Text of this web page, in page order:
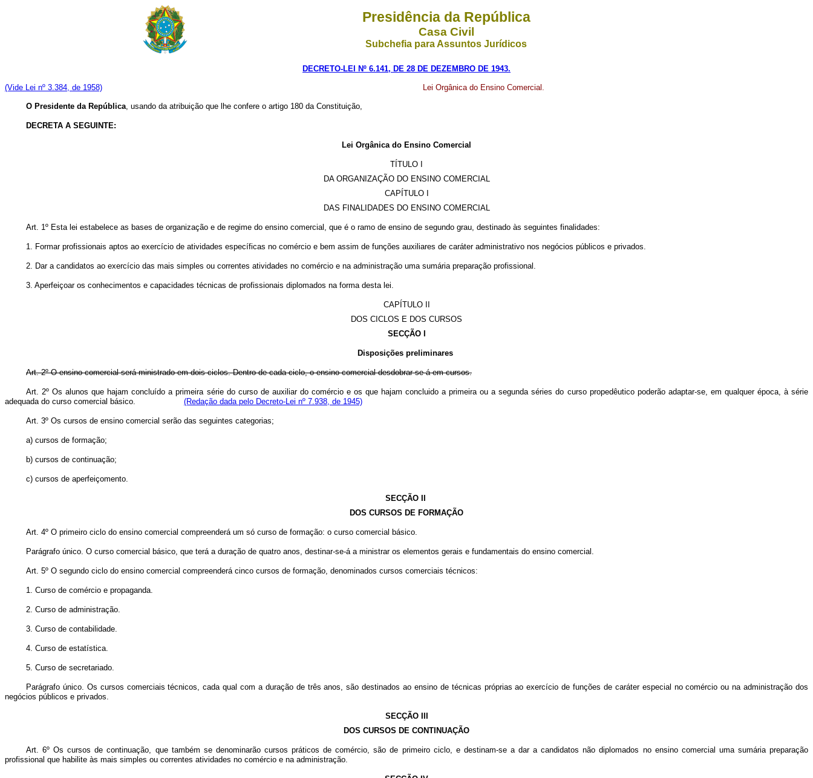
Presidência da República
Casa Civil
Subchefia para Assuntos Jurídicos
DECRETO-LEI Nº 6.141, DE 28 DE DEZEMBRO DE 1943.
(Vide Lei nº 3.384, de 1958) Lei Orgânica do Ensino Comercial.
O Presidente da República, usando da atribuição que lhe confere o artigo 180 da Constituição,
DECRETA A SEGUINTE:
Lei Orgânica do Ensino Comercial
TÍTULO I
DA ORGANIZAÇÃO DO ENSINO COMERCIAL
CAPÍTULO I
DAS FINALIDADES DO ENSINO COMERCIAL
Art. 1º Esta lei estabelece as bases de organização e de regime do ensino comercial, que é o ramo de ensino de segundo grau, destinado às seguintes finalidades:
1. Formar profissionais aptos ao exercício de atividades específicas no comércio e bem assim de funções auxiliares de caráter administrativo nos negócios públicos e privados.
2. Dar a candidatos ao exercício das mais simples ou correntes atividades no comércio e na administração uma sumária preparação profissional.
3. Aperfeiçoar os conhecimentos e capacidades técnicas de profissionais diplomados na forma desta lei.
CAPÍTULO II
DOS CICLOS E DOS CURSOS
SECÇÃO I
Disposições preliminares
Art. 2º O ensino comercial será ministrado em dois ciclos. Dentro de cada ciclo, o ensino comercial desdobrar-se-á em cursos.
Art. 2º Os alunos que hajam concluído a primeira série do curso de auxiliar do comércio e os que hajam concluido a primeira ou a segunda séries do curso propedêutico poderão adaptar-se, em qualquer época, à série
adequada do curso comercial básico. (Redação dada pelo Decreto-Lei nº 7.938, de 1945)
Art. 3º Os cursos de ensino comercial serão das seguintes categorias;
a) cursos de formação;
b) cursos de continuação;
c) cursos de aperfeiçomento.
SECÇÃO II
DOS CURSOS DE FORMAÇÃO
Art. 4º O primeiro ciclo do ensino comercial compreenderá um só curso de formação: o curso comercial básico.
Parágrafo único. O curso comercial básico, que terá a duração de quatro anos, destinar-se-á a ministrar os elementos gerais e fundamentais do ensino comercial.
Art. 5º O segundo ciclo do ensino comercial compreenderá cinco cursos de formação, denominados cursos comerciais técnicos:
1. Curso de comércio e propaganda.
2. Curso de administração.
3. Curso de contabilidade.
4. Curso de estatística.
5. Curso de secretariado.
Parágrafo único. Os cursos comerciais técnicos, cada qual com a duração de três anos, são destinados ao ensino de técnicas próprias ao exercício de funções de caráter especial no comércio ou na administração dos
negócios públicos e privados.
SECÇÃO III
DOS CURSOS DE CONTINUAÇÃO
Art. 6º Os cursos de continuação, que também se denominarão cursos práticos de comércio, são de primeiro ciclo, e destinam-se a dar a candidatos não diplomados no ensino comercial uma sumária preparação
profissional que habilite às mais simples ou correntes atividades no comércio e na administração.